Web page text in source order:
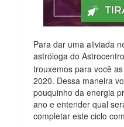
Para dar uma aliviada
astróloga do
trouxemos para você
2020. Dessa maneira
pouquinho da energia
ano e entender qual
completar este ciclo